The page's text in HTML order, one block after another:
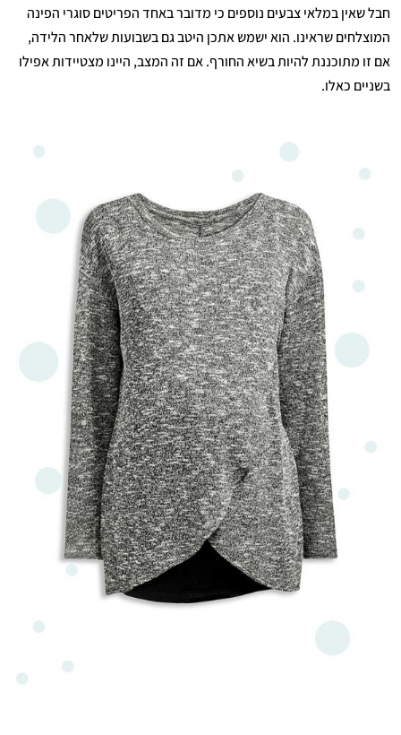
חבל שאין במלאי צבעים נוספים כי מדובר באחד הפריטים סוגרי הפינה
המוצלחים שראינו. הוא ישמש אתכן היטב גם בשבועות שלאחר הלידה,
אם זו מתוכננת להיות בשיא החורף. אם זה המצב, היינו מצטיידות אפילו
בשניים כאלו.